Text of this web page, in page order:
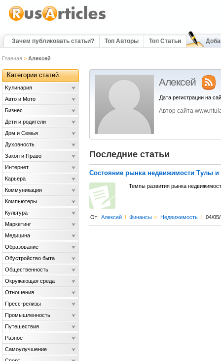
Зачем публиковать статьи? Топ Авторы Топ Статьи
Главная > Алексей
Алексей
Дата регистрации на
Автор сайта
Последние статьи
Состояние рынка недвижимости Тулы и
Темпы развития рынка
От: Алексей l Финансы > Недвижимость l 04/
Категории статей
Kулинария
Авто и Мото
Бизнес
Дети и родители
Дом и Семья
Духовность
Закон и Право
Интернет
Карьера
Коммуникации
Компьютеры
Культура
Маркетинг
Медицина
Образование
Обустройство быта
Общественность
Окружающая среда
Отношения
Пресс-релизы
Промышленность
Путешествия
Разное
Самоулучшение